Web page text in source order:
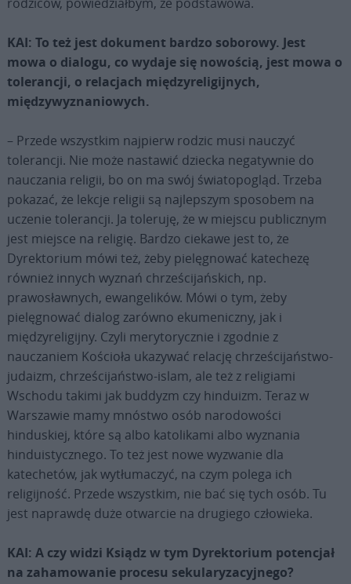
KAI: To też jest dokument bardzo soborowy. Jest
mowa o dialogu, co wydaje się nowością, jest mowa o
tolerancji, o relacjach międzyreligijnych,
międzywyznaniowych.
– Przede wszystkim najpierw rodzic musi nauczyć
tolerancji. Nie może nastawić dziecka negatywnie do
nauczania religii, bo on ma swój światopogląd. Trzeba
pokazać, że lekcje religii są najlepszym sposobem na
uczenie tolerancji. Ja toleruję, że w miejscu publicznym
jest miejsce na religię. Bardzo ciekawe jest to, że
Dyrektorium mówi też, żeby pielęgnować katechezę
również innych wyznań chrześcijańskich, np.
prawosławnych, ewangelików. Mówi o tym, żeby
pielęgnować dialog zarówno ekumeniczny, jak i
międzyreligijny. Czyli merytorycznie i zgodnie z
nauczaniem Kościoła ukazywać relację chrześcijaństwo-
judaizm, chrześcijaństwo-islam, ale też z religiami
Wschodu takimi jak buddyzm czy hinduizm. Teraz w
Warszawie mamy mnóstwo osób narodowości
hinduskiej, które są albo katolikami albo wyznania
hinduistycznego. To też jest nowe wyzwanie dla
katechetów, jak wytłumaczyć, na czym polega ich
religijność. Przede wszystkim, nie bać się tych osób. Tu
jest naprawdę duże otwarcie na drugiego człowieka.
KAI: A czy widzi Ksiądz w tym Dyrektorium potencjał
na zahamowanie procesu sekularyzacyjnego?